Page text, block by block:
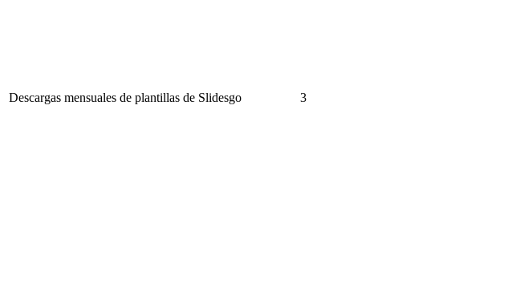
Descargas mensuales de plantillas de Slidesgo 3